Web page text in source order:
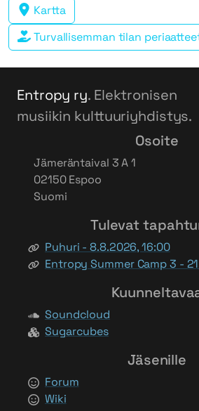
Kartta
Turvallisemman tilan
Entropy ry. Elektronisen
musiikin kulttuuriyhdistys.
Osoite
Jämeräntaival 3 A 1
02150 Espoo
Suomi
Tulevat
Puhuri - 8.8.2026, 16:00
Entropy Summer Camp 3 -
Soundcloud
Sugarcubes
Jäsenille
Forum
Wiki